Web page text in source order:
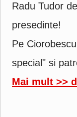
Radu Tudor
presedinte!
Pe
special" si
Mai mult >>